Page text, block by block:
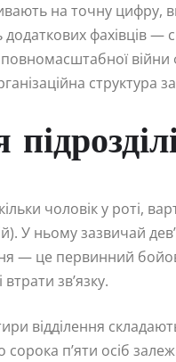
на точну цифру,
фахівців —
структура
чоловік у роті,
У ньому зазвичай
— це первинний
втрати зв’язку.
відділення
сорока п’яти осіб